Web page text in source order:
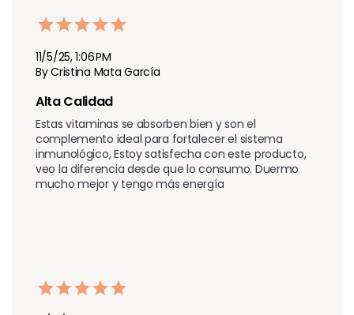
11/5/25, 1:06 PM
By Cristina Mata García
Alta Calidad
Estas vitaminas se absorben bien y son el
complemento ideal para fortalecer el sistema
inmunológico, Estoy satisfecha con este producto,
veo la diferencia desde que lo consumo. Duermo
mucho mejor y tengo más energía